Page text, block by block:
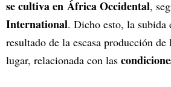
se cultiva en África Occidental,
International. Dicho esto, la subida
resultado de la escasa producción de
lugar, relacionada con las